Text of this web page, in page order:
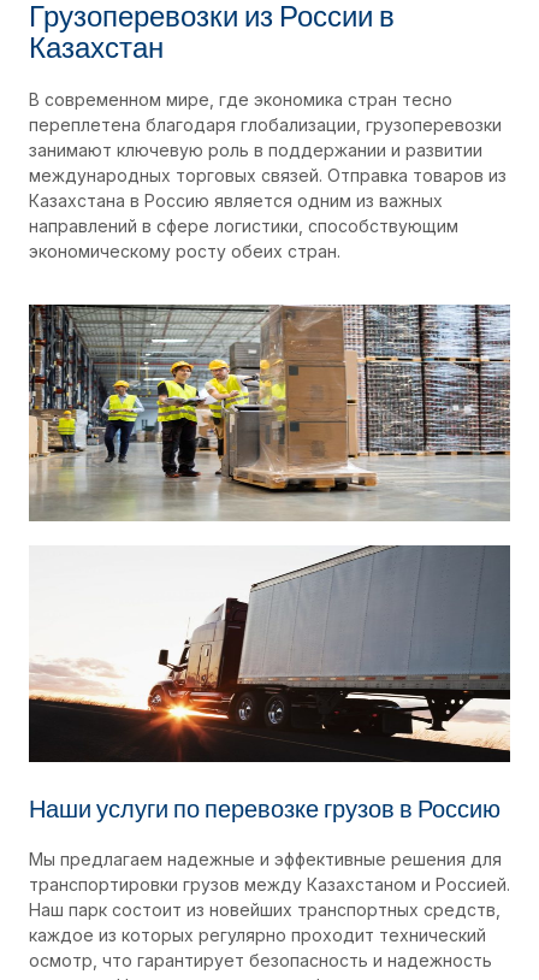
Грузоперевозки из России в
Казахстан
В современном мире, где экономика стран тесно
переплетена благодаря глобализации, грузоперевозки
занимают ключевую роль в поддержании и развитии
международных торговых связей. Отправка товаров из
Казахстана в Россию является одним из важных
направлений в сфере логистики, способствующим
экономическому росту обеих стран.
Наши услуги по перевозке грузов в Россию
Мы предлагаем надежные и эффективные решения для
транспортировки грузов между Казахстаном и Россией.
Наш парк состоит из новейших транспортных средств,
каждое из которых регулярно проходит технический
осмотр, что гарантирует безопасность и надежность